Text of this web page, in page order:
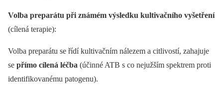
Volba preparátu při známém výsledku kultivačního vyšetření
(cílená terapie):
Volba preparátu se řídí kultivačním nálezem a citlivostí, zahajuje
se přímo cílená léčba (účinné ATB s co nejužším spektrem proti
identifikovanému patogenu).